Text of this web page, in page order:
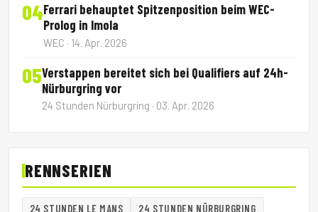
04Ferrari behauptet Spitzenposition beim WEC-
Prolog in Imola
WEC · 14. Apr. 2026
05Verstappen bereitet sich bei Qualifiers auf 24h-
Nürburgring vor
24 Stunden Nürburgring · 03. Apr. 2026
RENNSERIEN
24 STUNDEN LE MANS
24 STUNDEN NÜRBURGRING